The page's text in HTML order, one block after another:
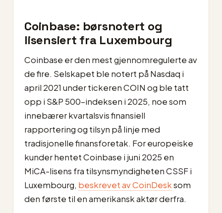
Coinbase: børsnotert og
lisensiert fra Luxembourg
Coinbase er den mest gjennomregulerte av
de fire. Selskapet ble notert på Nasdaq i
april 2021 under tickeren COIN og ble tatt
opp i S&P 500-indeksen i 2025, noe som
innebærer kvartalsvis finansiell
rapportering og tilsyn på linje med
tradisjonelle finansforetak. For europeiske
kunder hentet Coinbase i juni 2025 en
MiCA-lisens fra tilsynsmyndigheten CSSF i
Luxembourg, beskrevet av CoinDesksom
den første til en amerikansk aktør derfra.